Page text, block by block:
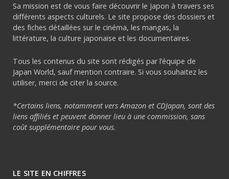
Sa mission est de vous faire découvrir le Japon à travers ses
différents aspects culturels. Le site propose des dossiers et
des fiches détaillées sur le cinéma, les mangas, la
littérature, la culture japonaise et les documentaires.
Tous les contenus du site sont rédigés par l’équipe de
Japan World, sauf mention contraire. Si vous souhaitez les
utiliser, merci de citer la source.
*Certains liens, notamment vers Amazon et CDJapan, sont des
liens affiliés et peuvent donner lieu à une commission, sans
coût supplémentaire pour vous.
LE SITE EN CHIFFRES